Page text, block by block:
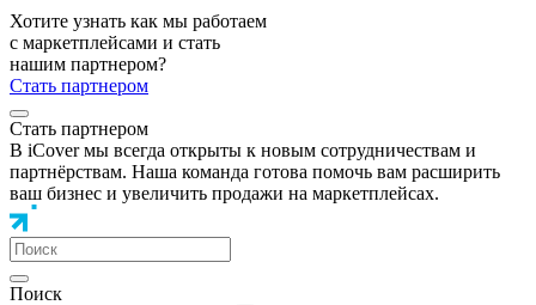
Хотите узнать как мы работаем
с маркетплейсами и стать
нашим партнером?
Стать партнером
Стать партнером
В iCover мы всегда открыты к новым сотрудничествам и
партнёрствам. Наша команда готова помочь вам расширить
ваш бизнес и увеличить продажи на маркетплейсах.
Поиск